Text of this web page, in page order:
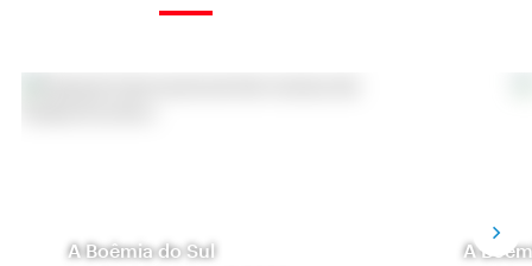
A Boêmia do Sul
A